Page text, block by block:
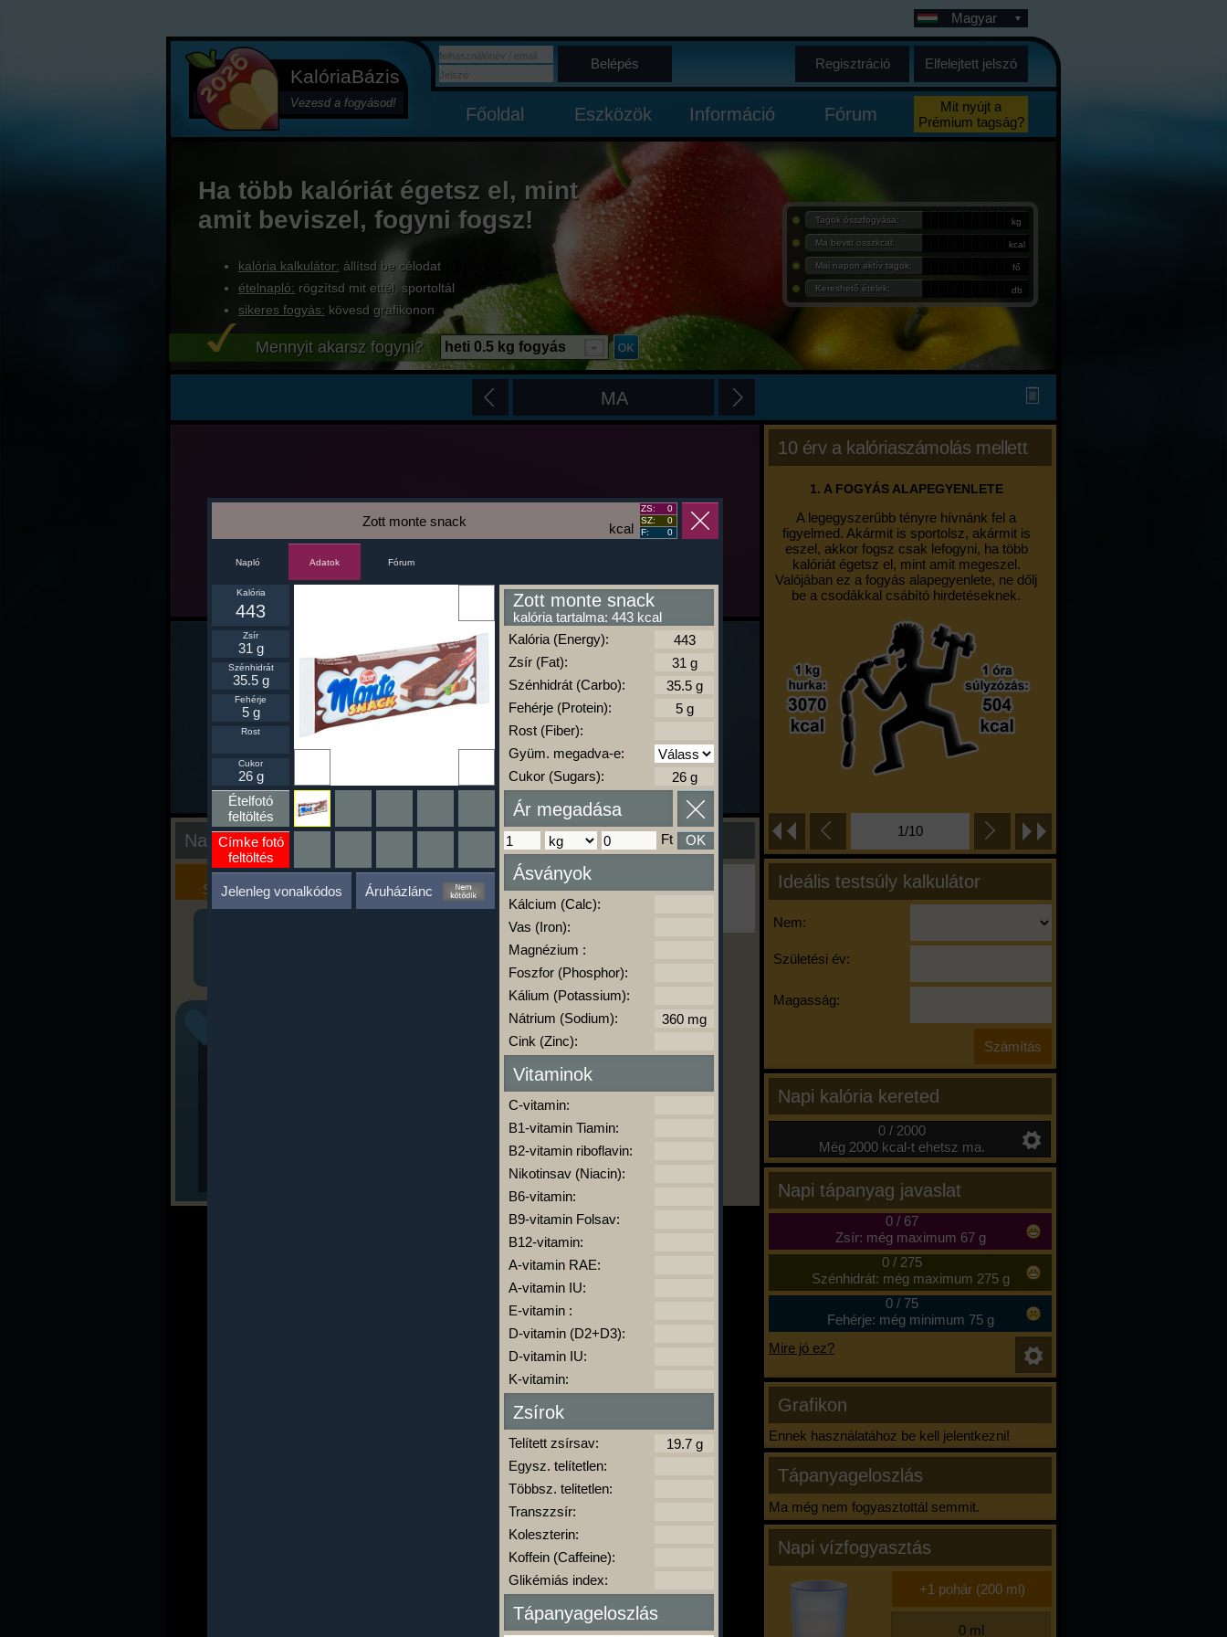
KalóriaBázis
Vezesd a fogyásod!
Magyar
Belépés Regisztráció Elfelejtett jelszó
Főoldal Eszközök Információ Fórum
Mit nyújt a
Prémium tagság?
Ha több kalóriát égetsz el, mint
amit beviszel, fogyni fogsz!
kalória kalkulátor: állítsd be célodat
ételnapló: rögzítsd mit ettél, sportoltál
sikeres fogyás: kövesd grafikonon
Tagok összfogyása: kg
Ma bevitt összkcal: kcal
Mai napon aktív tagok: fő
Kereshető ételek: db
Mennyit akarsz fogyni? heti 0.5 kg fogyás
MA
10 érv a kalóriaszámolás mellett
1. A FOGYÁS ALAPEGYENLETE
A legegyszerűbb tényre hívnánk fel a
figyelmed. Akármit is sportolsz, akármit is
eszel, akkor fogsz csak lefogyni, ha több
kalóriát égetsz el, mint amit megeszel.
Valójában ez a fogyás alapegyenlete, ne dőlj
be a csodákkal csábító hirdetéseknek.
1/10
Ideális testsúly kalkulátor
Nem:
Születési év:
Magasság:
Napi kalória kereted
0 / 2000
Még 2000 kcal-t ehetsz ma.
Napi tápanyag javaslat
0/ 67
Zsír: még maximum 67 g
0/ 275
Szénhidrát: még maximum 275 g
0/ 75
Fehérje: még minimum 75 g
Mire jó ez?
Grafikon
Ennek használatához be kell jelentkezni!
Tápanyageloszlás
Ma még nem fogyasztottál semmit.
Napi vízfogyasztás
Nap kiértékelése
Kalória
Szimulátor
Szöveges
Értékelés
Ha ma már nem eszel/sportolsz többet,
kattints a kiértékelésre!
A Kalória Szimulátor Prémium funkció.
-
kcal
Zott monte snack
ZS:
0
SZ:
0
F:
0
Napló Adatok Fórum
Kalória
443
Zsír
31 g
Szénhidrát
35.5 g
Fehérje
5 g
Rost
Cukor
26 g
Ételfotó
feltöltés
Címke fotó
feltöltés
Jelenleg vonalkódos Áruházlánc
Zott monte snack
kalória tartalma: 443 kcal
Kalória (Energy):
Zsír (Fat):
Szénhidrát (Carbo):
Fehérje (Protein):
Rost (Fiber):
Gyüm. megadva-e:
Cukor (Sugars):
Ár megadása
Ft OK
Ásványok
Kálcium (Calc):
Vas (Iron):
Magnézium :
Foszfor (Phosphor):
Kálium (Potassium):
Nátrium (Sodium):
Cink (Zinc):
Vitaminok
C-vitamin:
B1-vitamin Tiamin:
B2-vitamin riboflavin:
Nikotinsav (Niacin):
B6-vitamin:
B9-vitamin Folsav:
B12-vitamin:
A-vitamin RAE:
A-vitamin IU:
E-vitamin :
D-vitamin (D2+D3):
D-vitamin IU:
K-vitamin:
Zsírok
Telített zsírsav:
Egysz. telítetlen:
Többsz. telitetlen:
Transzzsír:
Koleszterin:
Koffein (Caffeine):
Glikémiás index:
Tápanyageloszlás